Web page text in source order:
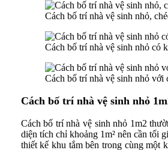
Cách bố trí nhà vệ sinh nhỏ,
Cách bố trí nhà vệ sinh nhỏ có
Cách bố trí nhà vệ sinh nhỏ với
Cách bố trí nhà vệ sinh nhỏ
Cách bố trí nhà vệ sinh nhỏ 1m2
diện tích chỉ khoảng 1m² nên cần tối
thiết kế khu tắm bên trong cùng một